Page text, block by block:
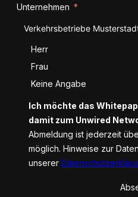
Unternehmen
Anrede
Herr
Frau
Keine Angabe
Ich möchte das
damit zum Unwired
Abmeldung ist jederzeit
möglich. Hinweise zur
unserer